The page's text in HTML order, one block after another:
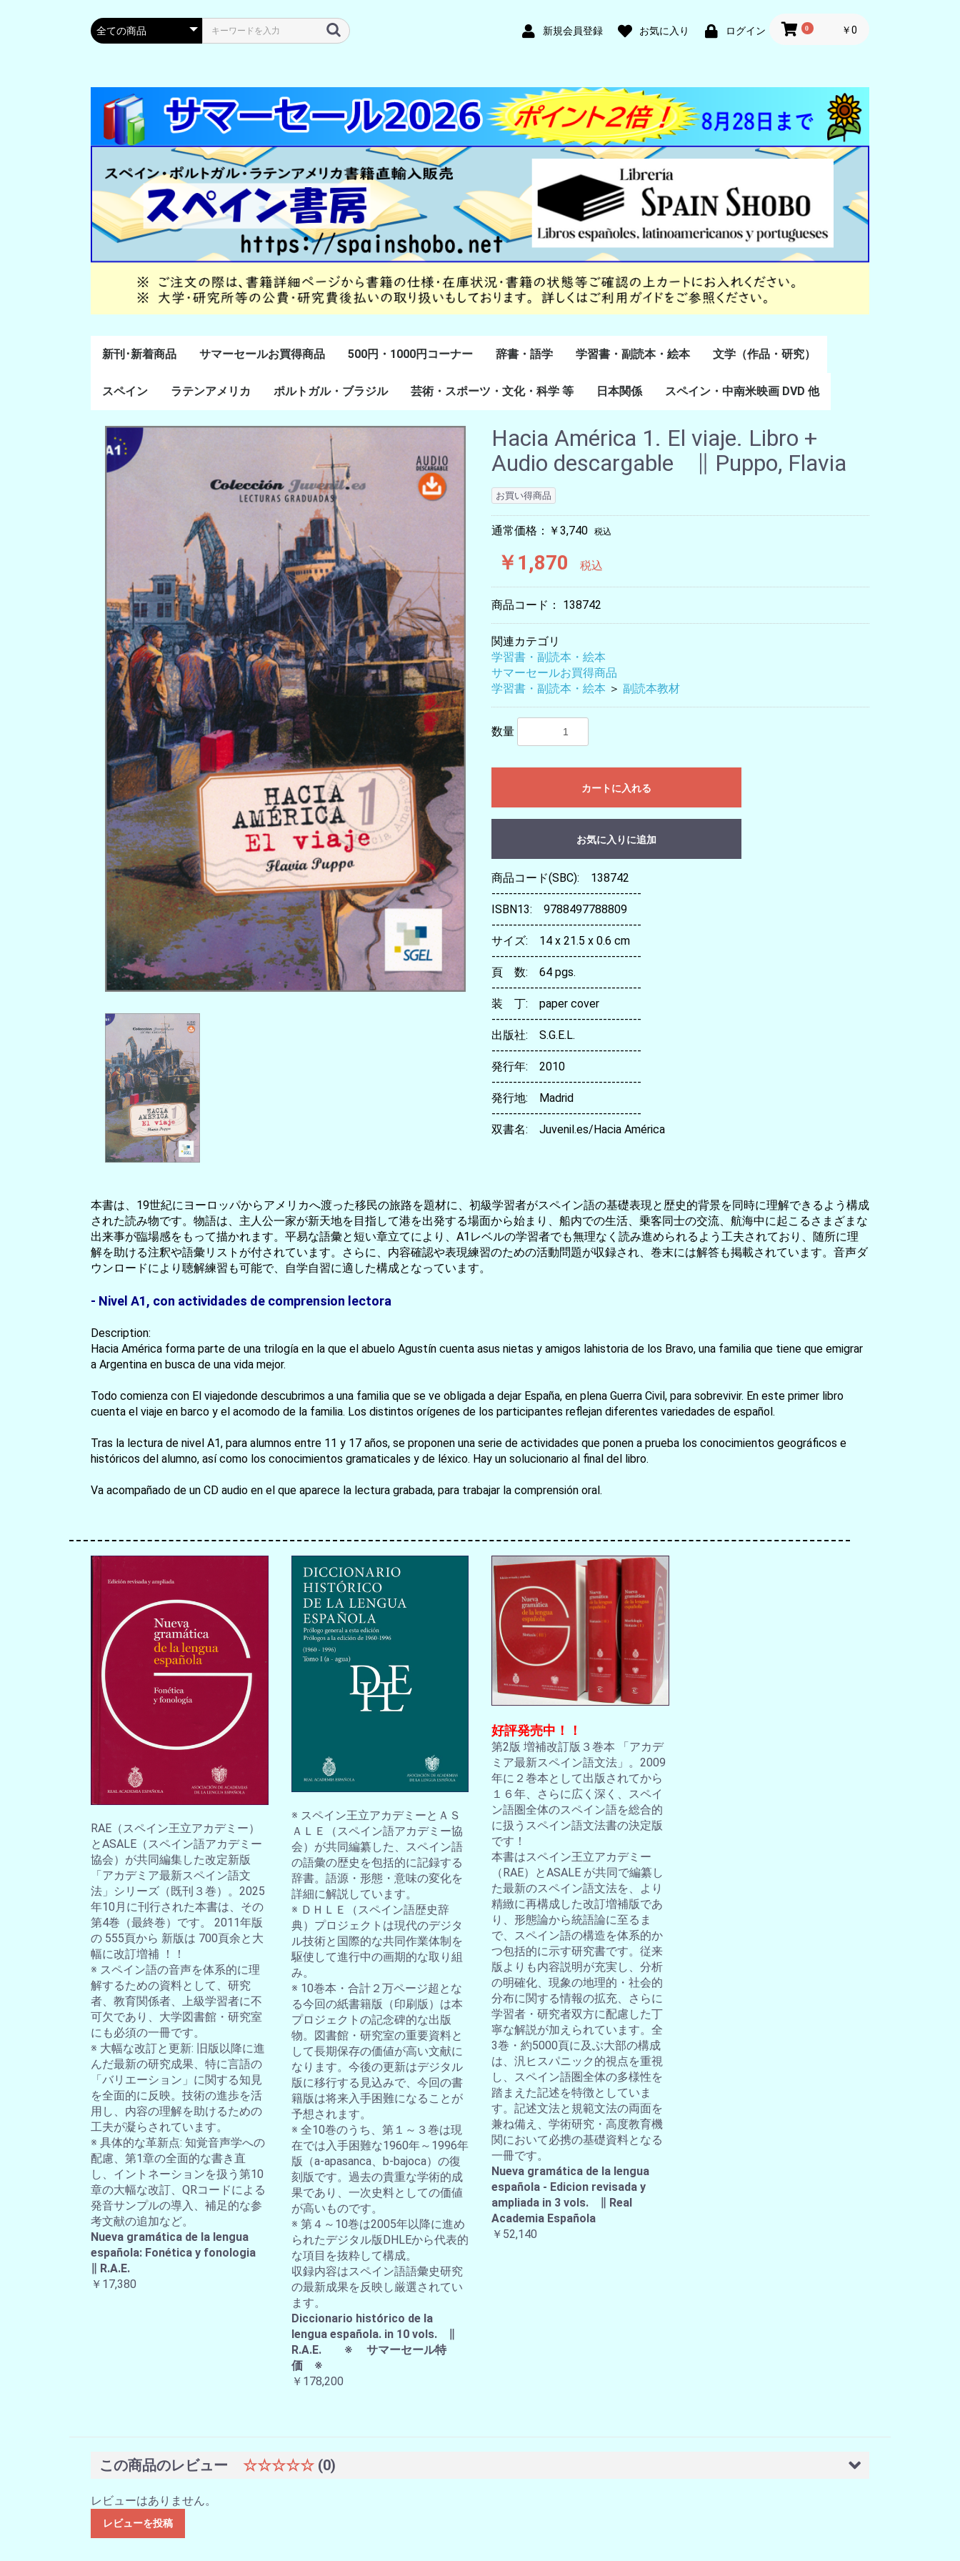
新規会員登録 お気に入り ログイン 0 ￥0
新刊･新着商品 サマーセールお買得商品 500円・1000円コーナー 辞書・語学
スペイン語
ポルトガル語
Lenguas Ibericas
Lenguas Indigenas
スペインの教科書
その他
学習書・副読本・絵本
学習教材
副読本教材
絵本・児童書
文学（作品・研究）
スペイン語文学
ポルトガル語文学
カタルーニャ文学
バスク文学
その他
スペイン
通史・全般
８～１５世紀
１６～１８世紀
１８世紀末～２０世紀
前半
20世紀後半以降
ラテンアメリカ
ラテン・アメリカ全般
メキシコ研究
中米・カリブ研究
キューバ研究
南米諸国
ペルー研究
チリ研究
アルゼンチン研究
ポルトガル・ブラジル
ポルトガル研究
ブラジル研究
芸術・スポーツ・文化・科学 等
美術
音楽・舞踊
スポーツ
演劇・映画
料理・食文化
マンガ・コミック
その他
日本関係 スペイン・中南米映画 DVD 他
Hacia América 1. El viaje. Libro +
Audio descargable ∥ Puppo, Flavia
お買い得商品
通常価格：￥3,740 税込
￥1,870 税込
商品コード： 138742
関連カテゴリ
学習書・副読本・絵本
サマーセールお買得商品
学習書・副読本・絵本 ＞ 副読本教材
数量
カートに入れる
お買い物を続ける カートへ進む
お気に入りに追加
商品コード(SBC): 138742
-----------------------------------
ISBN13: 9788497788809
-----------------------------------
サイズ: 14 x 21.5 x 0.6 cm
-----------------------------------
頁 数: 64 pgs.
-----------------------------------
装 丁: paper cover
-----------------------------------
出版社: S.G.E.L.
-----------------------------------
発行年: 2010
-----------------------------------
発行地: Madrid
-----------------------------------
双書名: Juvenil.es/Hacia América
本書は、19世紀にヨーロッパからアメリカへ渡った移民の旅路を題材に、初級学習者がスペイン語の基礎表現と歴史的背景を同時に理解できるよう構成
された読み物です。物語は、主人公一家が新天地を目指して港を出発する場面から始まり、船内での生活、乗客同士の交流、航海中に起こるさまざまな
出来事が臨場感をもって描かれます。平易な語彙と短い章立てにより、A1レベルの学習者でも無理なく読み進められるよう工夫されており、随所に理
解を助ける注釈や語彙リストが付されています。さらに、内容確認や表現練習のための活動問題が収録され、巻末には解答も掲載されています。音声ダ
ウンロードにより聴解練習も可能で、自学自習に適した構成となっています。
- Nivel A1, con actividades de comprension lectora
Description:
Hacia América forma parte de una trilogía en la que el abuelo Agustín cuenta asus nietas y amigos lahistoria de los Bravo, una familia que tiene que emigrar
a Argentina en busca de una vida mejor.
Todo comienza con El viajedonde descubrimos a una familia que se ve obligada a dejar España, en plena Guerra Civil, para sobrevivir. En este primer libro
cuenta el viaje en barco y el acomodo de la familia. Los distintos orígenes de los participantes reflejan diferentes variedades de español.
Tras la lectura de nivel A1, para alumnos entre 11 y 17 años, se proponen una serie de actividades que ponen a prueba los conocimientos geográficos e
históricos del alumno, así como los conocimientos gramaticales y de léxico. Hay un solucionario al final del libro.
Va acompañado de un CD audio en el que aparece la lectura grabada, para trabajar la comprensión oral.
RAE（スペイン王立アカデミー）
とASALE（スペイン語アカデミー
協会）が共同編集した改定新版
「アカデミア最新スペイン語文
法」シリーズ（既刊３巻）。2025
年10月に刊行された本書は、その
第4巻（最終巻）です。 2011年版
の 555頁から 新版は 700頁余と大
幅に改訂増補 ！！
※ スペイン語の音声を体系的に理
解するための資料として、研究
者、教育関係者、上級学習者に不
可欠であり、大学図書館・研究室
にも必須の一冊です。
※ 大幅な改訂と更新: 旧版以降に進
んだ最新の研究成果、特に言語の
「バリエーション」に関する知見
を全面的に反映。技術の進歩を活
用し、内容の理解を助けるための
工夫が凝らされています。
※ 具体的な革新点: 知覚音声学への
配慮、第1章の全面的な書き直
し、イントネーションを扱う第10
章の大幅な改訂、QRコードによる
発音サンプルの導入、補足的な参
考文献の追加など。
Nueva gramática de la lengua
española: Fonética y fonologia
∥ R.A.E.
￥17,380
※ スペイン王立アカデミーとＡＳ
ＡＬＥ（スペイン語アカデミー協
会）が共同編纂した、スペイン語
の語彙の歴史を包括的に記録する
辞書。語源・形態・意味の変化を
詳細に解説しています。
※ ＤＨＬＥ（スペイン語歴史辞
典）プロジェクトは現代のデジタ
ル技術と国際的な共同作業体制を
駆使して進行中の画期的な取り組
み。
※ 10巻本・合計２万ページ超とな
る今回の紙書籍版（印刷版）は本
プロジェクトの記念碑的な出版
物。図書館・研究室の重要資料と
して長期保存の価値が高い文献に
なります。今後の更新はデジタル
版に移行する見込みで、今回の書
籍版は将来入手困難になることが
予想されます。
※ 全10巻のうち、第１～３巻は現
在では入手困難な1960年～1996年
版（a-apasanca、b-bajoca）の復
刻版です。過去の貴重な学術的成
果であり、一次史料としての価値
が高いものです。
※ 第４～10巻は2005年以降に進め
られたデジタル版DHLEから代表的
な項目を抜粋して構成。
収録内容はスペイン語語彙史研究
の最新成果を反映し厳選されてい
ます。
Diccionario histórico de la
lengua española. in 10 vols. ∥
R.A.E. ※ サマーセール特
価 ※
￥178,200
好評発売中！！
第2版 増補改訂版３巻本 「アカデ
ミア最新スペイン語文法」。2009
年に２巻本として出版されてから
１６年、さらに広く深く、スペイ
ン語圏全体のスペイン語を総合的
に扱うスペイン語文法書の決定版
です！
本書はスペイン王立アカデミー
（RAE）とASALE が共同で編纂し
た最新のスペイン語文法を、より
精緻に再構成した改訂増補版であ
り、形態論から統語論に至るま
で、スペイン語の構造を体系的か
つ包括的に示す研究書です。従来
版よりも内容説明が充実し、分析
の明確化、現象の地理的・社会的
分布に関する情報の拡充、さらに
学習者・研究者双方に配慮した丁
寧な解説が加えられています。全
3巻・約5000頁に及ぶ大部の構成
は、汎ヒスパニック的視点を重視
し、スペイン語圏全体の多様性を
踏まえた記述を特徴としていま
す。記述文法と規範文法の両面を
兼ね備え、学術研究・高度教育機
関において必携の基礎資料となる
一冊です。
Nueva gramática de la lengua
española - Edicion revisada y
ampliada in 3 vols. ∥ Real
Academia Española
￥52,140
この商品のレビュー ☆☆☆☆☆ (0)
レビューはありません。
レビューを投稿